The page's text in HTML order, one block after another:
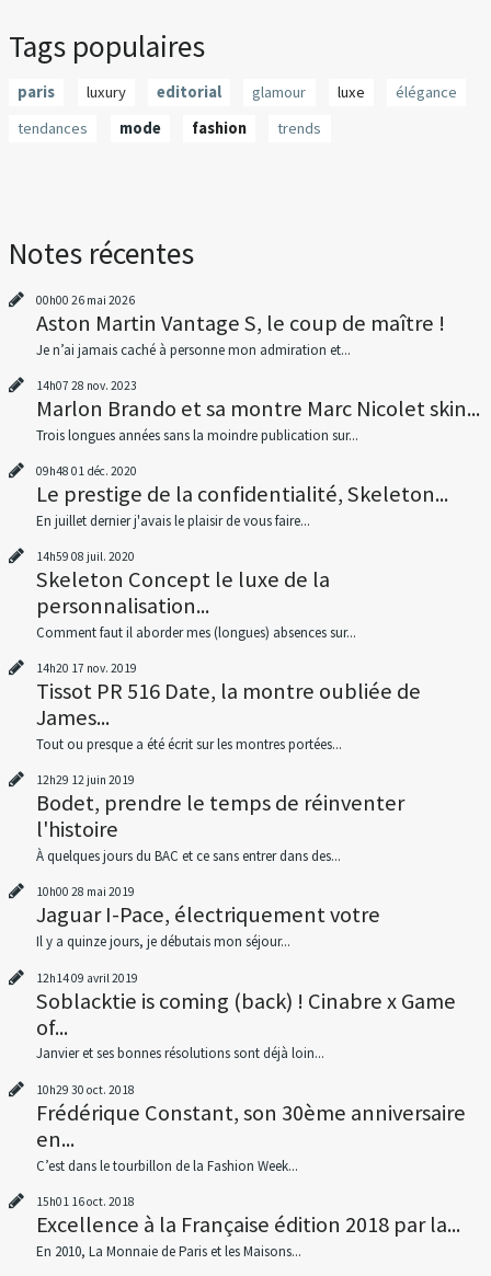
Tags populaires
paris luxury editorial glamour luxe
élégance
tendances
mode fashion trends
Notes récentes
00h00 26 mai 2026
Aston Martin Vantage S, le coup de maître !
Je n’ai jamais caché à personne mon admiration et...
14h07 28 nov. 2023
Marlon Brando et sa montre Marc Nicolet skin...
Trois longues années sans la moindre publication sur...
09h48 01 déc. 2020
Le prestige de la confidentialité, Skeleton...
En juillet dernier j'avais le plaisir de vous faire...
14h59 08 juil. 2020
Skeleton Concept le luxe de la
personnalisation...
Comment faut il aborder mes (longues) absences sur...
14h20 17 nov. 2019
Tissot PR 516 Date, la montre oubliée de
James...
Tout ou presque a été écrit sur les montres portées...
12h29 12 juin 2019
Bodet, prendre le temps de réinventer
l'histoire
À quelques jours du BAC et ce sans entrer dans des...
10h00 28 mai 2019
Jaguar I-Pace, électriquement votre
Il y a quinze jours, je débutais mon séjour...
12h1409 avril 2019
Soblacktie is coming (back) ! Cinabre x Game
of...
Janvier et ses bonnes résolutions sont déjà loin...
10h29 30 oct. 2018
Frédérique Constant, son 30ème anniversaire
en...
C’est dans le tourbillon de la Fashion Week...
15h01 16oct. 2018
Excellence à la Française édition 2018 par la...
En 2010, La Monnaie de Paris et les Maisons...